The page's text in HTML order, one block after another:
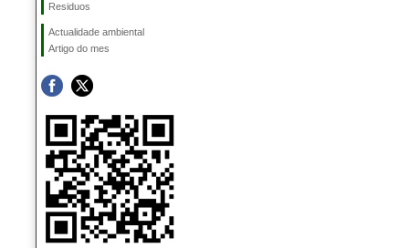
Residuos
Actualidade ambiental
Artigo do mes